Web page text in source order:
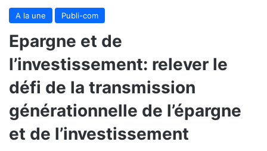
A la une Publi-com
Epargne et de
l’investissement: relever le
défi de la transmission
générationnelle de l’épargne
et de l’investissement